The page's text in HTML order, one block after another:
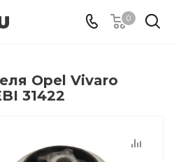
0
Opel Vivaro
31422